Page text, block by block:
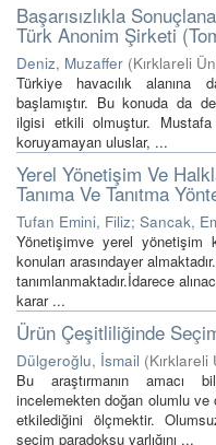
Başarısızlıkla
Türk Anonim Şirketi
Deniz, Muzaffer (Kırklareli
Türkiye havacılık alanına
başlamıştır. Bu konuda da
ilgisi etkili olmuştur. Mustafa
koruyamayan uluslar, ...
Yerel Yönetişim Ve
Tanıma Ve Tanıtma
Tufan Emini, Filiz; Sancak,
Yönetişimve yerel yönetişim
konuları arasındayer
tanımlanmaktadır.İdarece
karar ...
Ürün Çeşitliliğinde
Dülgeroğlu, İsmail (
Bu araştırmanın amacı
incelemekten doğan olumlu ve
etkilediğini ölçmektir.
seçim paradoksu varlığını ...